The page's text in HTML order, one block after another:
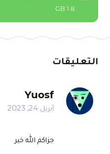
1.8 GB
التعليقات
Yuosf
أبريل 24, 2023
جزاكم الله خير